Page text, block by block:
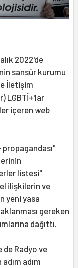
2022'de
sansür kurumu
İletişim
LGBTİ+'lar
içeren web
listesi"
ilişkilerin ve
yeni yasa
gereken
dağıttı.
de Radyo ve
adım